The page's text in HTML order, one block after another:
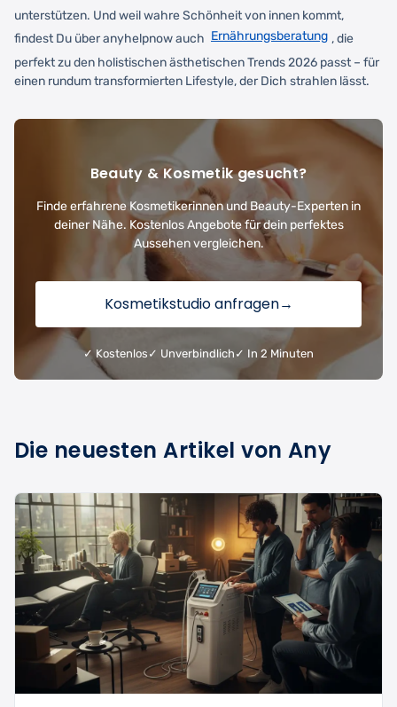
unterstützen. Und weil wahre Schönheit von innen kommt,
findest Du über anyhelpnow auch Ernährungsberatung , die
perfekt zu den holistischen ästhetischen Trends 2026 passt – für
einen rundum transformierten Lifestyle, der Dich strahlen lässt.
Beauty & Kosmetik gesucht?
Finde erfahrene Kosmetikerinnen und Beauty-Experten in
deiner Nähe. Kostenlos Angebote für dein perfektes
Aussehen vergleichen.
Kosmetikstudio anfragen→
✓ Kostenlos ✓ Unverbindlich ✓ In 2 Minuten
Die neuesten Artikel von Any